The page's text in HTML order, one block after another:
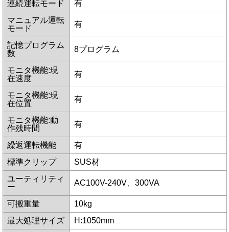
連続運転モード
有
マニュアル運転
モード
有
記憶プログラム
数
8プログラム
モニタ機能:現
在速度
有
モニタ機能:現
在位置
有
モニタ機能:動
作残時間
有
繰返運転機能
有
標準クリップ
SUS材
ユーティリティ
ー
AC100V-240V、300VA
可搬重量
10kg
最大処理サイズ
H:1050mm